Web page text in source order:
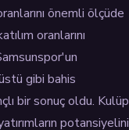
önemli ölçüde
oranlarını
gibi bahis
bir sonuç oldu. Kulüp
potansiyelini